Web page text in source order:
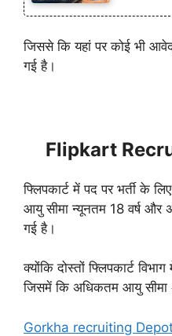
जिससे कि यहां पर कोई भी
गई है।
Flipkart
फ्लिपकार्ट में पद पर भर्ती के
आयु सीमा न्यूनतम 18 वर्ष और
गई है।
क्योंकि दोस्तों फ्लिपकार्ट
जिसमें कि अधिकतम आयु सीमा
Gorkha recruiting Depot